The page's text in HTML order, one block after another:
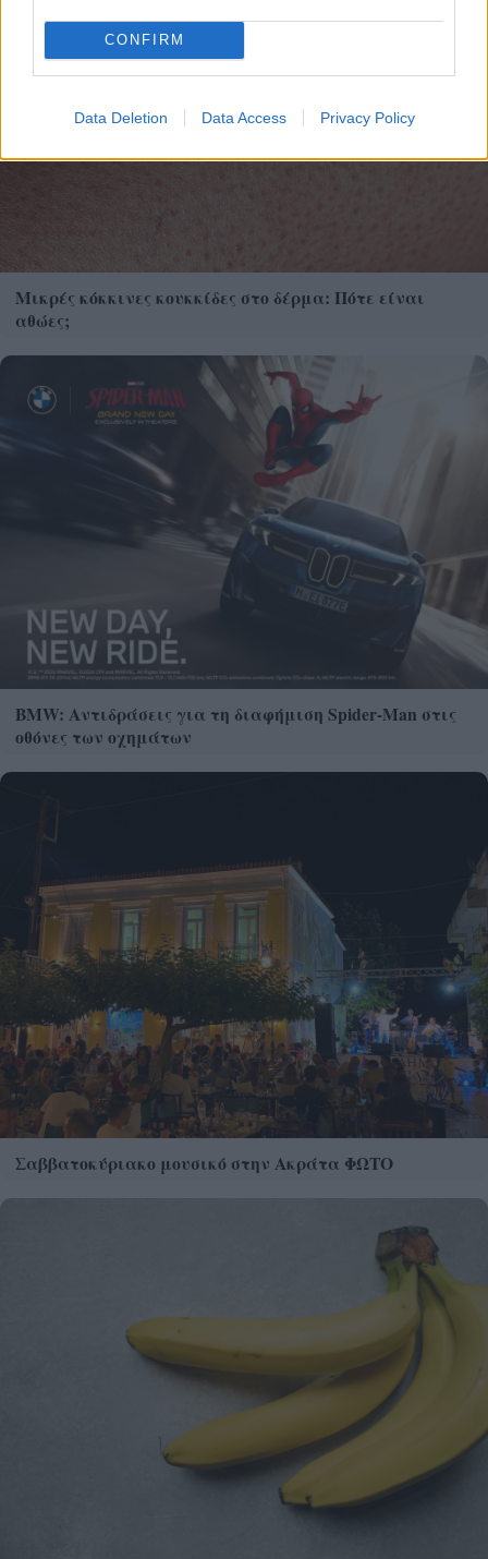
CONFIRM
Data Deletion Data Access Privacy Policy
Μικρές κόκκινες κουκκίδες στο δέρμα: Πότε είναι
αθώες;
BMW: Αντιδράσεις για τη διαφήμιση Spider-Man στις
οθόνες των οχημάτων
Σαββατοκύριακο μουσικό στην Ακράτα ΦΩΤΟ